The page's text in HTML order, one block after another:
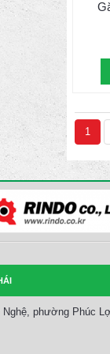
1
phường Phúc